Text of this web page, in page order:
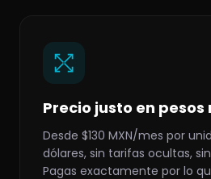
Precio justo en
Desde $130 MXN/mes por
dólares, sin tarifas ocultas,
Pagas exactamente por lo